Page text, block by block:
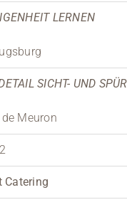
LERNEN
SICHT- UND
Meuron
Catering